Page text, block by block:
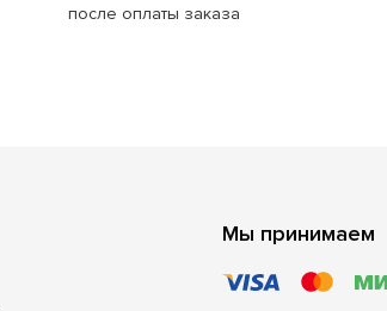
после оплаты заказа
Мы принимаем